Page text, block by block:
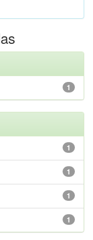
1
1
1
1
1